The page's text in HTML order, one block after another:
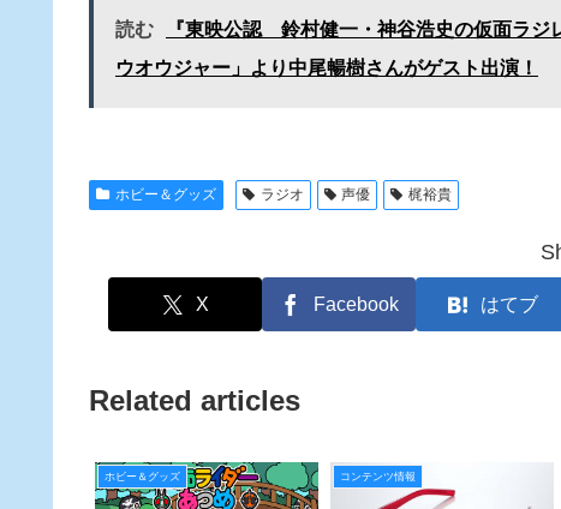
読む
『東映公認 鈴村健一・神谷浩史の仮面ラジ
ウオウジャー」より中尾暢樹さんがゲスト出演！
ホビー＆グッズ ラジオ 声優 梶裕貴
X Facebook はてブ
Related articles
ホビー＆グッズ コンテンツ情報